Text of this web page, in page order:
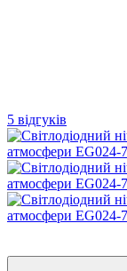
5 відгуків